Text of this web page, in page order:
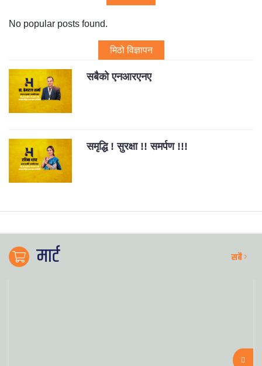
No popular posts found.
मिठो विज्ञापन
सबैको एनआरएनए
समृद्धि ! सुरक्षा !! समर्पण !!!
मार्ट सबै